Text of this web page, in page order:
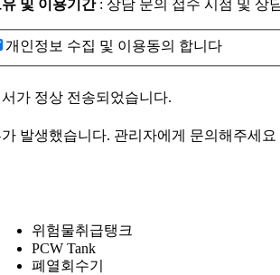
및 이용기간: 상담 문의 접수 시점 및 상
개인정보 수집 및 이용동의 합니다
가 정상 전송되었습니다.
발생했습니다. 관리자에게 문의해주세요
위험물취급탱크
PCW Tank
폐열회수기